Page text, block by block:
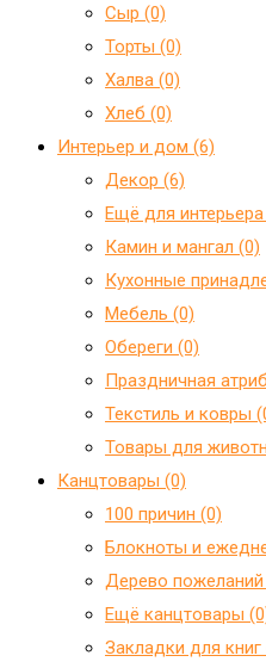
Сыр (0)
Торты (0)
Халва (0)
Хлеб (0)
Интерьер и дом (6)
Декор (6)
Ещё для интерьера
Камин и мангал (0)
Кухонные
Мебель (0)
Обереги (0)
Праздничная
Текстиль и ковры
Товары для
Канцтовары (0)
100 причин (0)
Блокноты и
Дерево пожеланий
Ещё канцтовары
Закладки для книг